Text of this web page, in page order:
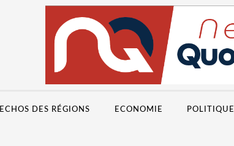
ECHOS DES RÉGIONS ECONOMIE POLITIQUE